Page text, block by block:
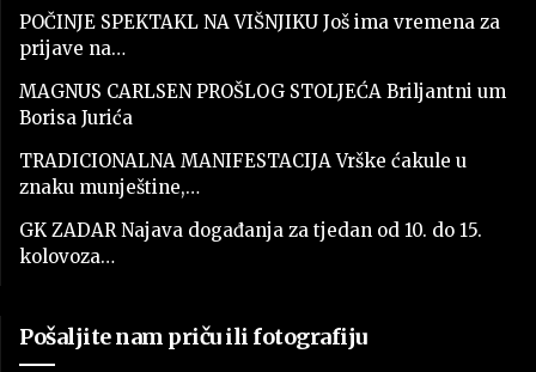
POČINJE SPEKTAKL NA VIŠNJIKU Još ima vremena za
prijave na…
MAGNUS CARLSEN PROŠLOG STOLJEĆA Briljantni um
Borisa Jurića
TRADICIONALNA MANIFESTACIJA Vrške ćakule u
znaku munještine,…
GK ZADAR Najava događanja za tjedan od 10. do 15.
kolovoza…
Pošaljite nam priču ili fotografiju